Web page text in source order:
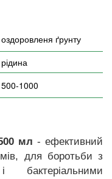
оздоровленя ґрунту
рідина
500-1000
мл - ефективний
для боротьби з
бактеріальними